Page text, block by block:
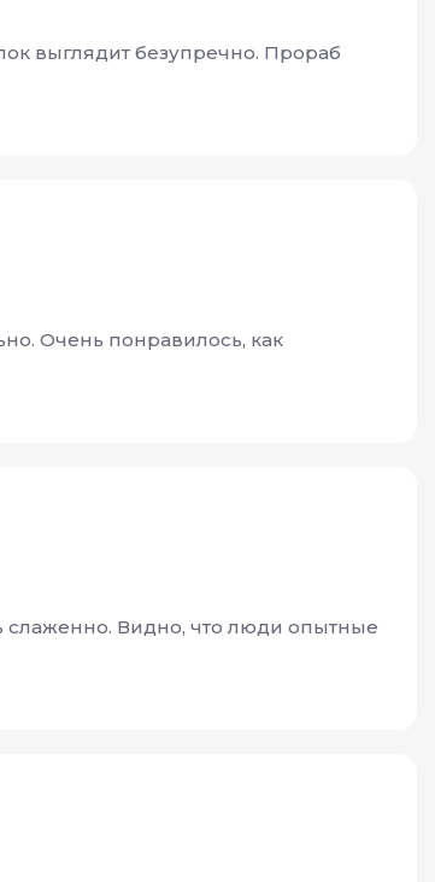
выглядит безупречно. Прораб
Очень понравилось, как
слаженно. Видно, что люди опытные